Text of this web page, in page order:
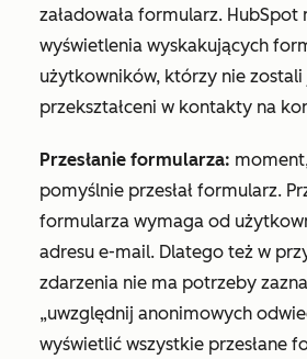
załadowała formularz.
wyświetlenia wyskakujących
użytkowników, którzy nie zostali
przekształceni w kontakty na
Przesłanie formularza:
pomyślnie przesłał formularz.
formularza wymaga od
adresu e-mail. Dlatego też w
zdarzenia nie ma potrzeby
„uwzględnij anonimowych
wyświetlić wszystkie przesłane